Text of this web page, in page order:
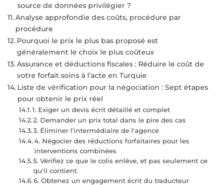
source de données privilégier ?
Analyse approfondie des coûts, procédure par
procédure
Pourquoi le prix le plus bas proposé est
généralement le choix le plus coûteux
Assurance et déductions fiscales : Réduire le coût de
votre forfait soins à l’acte en Turquie
Liste de vérification pour la négociation : Sept étapes
pour obtenir le prix réel
1. Exiger un devis écrit détaillé et complet
2. Demander un prix total dans le pire des cas
3. Éliminer l'intermédiaire de l'agence
4. Négocier des réductions forfaitaires pour les
interventions combinées
5. Vérifiez ce que le colis enlève, et pas seulement ce
qu'il contient.
6. Obtenez un engagement écrit du traducteur